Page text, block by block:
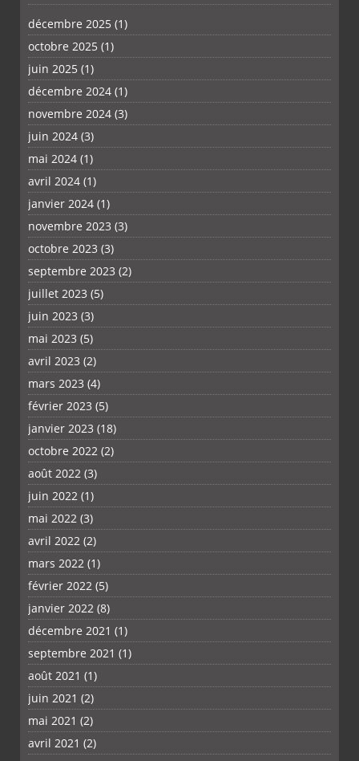
PLUS
PLUS
décembre 2025 (1)
octobre 2025 (1)
juin 2025 (1)
décembre 2024 (1)
novembre 2024 (3)
juin 2024 (3)
mai 2024 (1)
avril 2024 (1)
janvier 2024 (1)
novembre 2023 (3)
octobre 2023 (3)
septembre 2023 (2)
juillet 2023 (5)
juin 2023 (3)
mai 2023 (5)
avril 2023 (2)
mars 2023 (4)
février 2023 (5)
janvier 2023 (18)
octobre 2022 (2)
août 2022 (3)
juin 2022 (1)
mai 2022 (3)
avril 2022 (2)
mars 2022 (1)
février 2022 (5)
janvier 2022 (8)
décembre 2021 (1)
septembre 2021 (1)
août 2021 (1)
juin 2021 (2)
mai 2021 (2)
avril 2021 (2)